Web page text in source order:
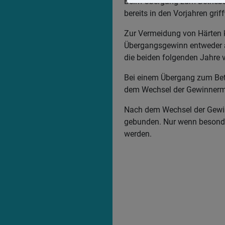
bereits in den Vorjahren
Zur Vermeidung von
Übergangsgewinn
die beiden folgenden Jahre
Bei einem Übergang zum
dem Wechsel der
Nach dem Wechsel der
gebunden. Nur wenn
werden.